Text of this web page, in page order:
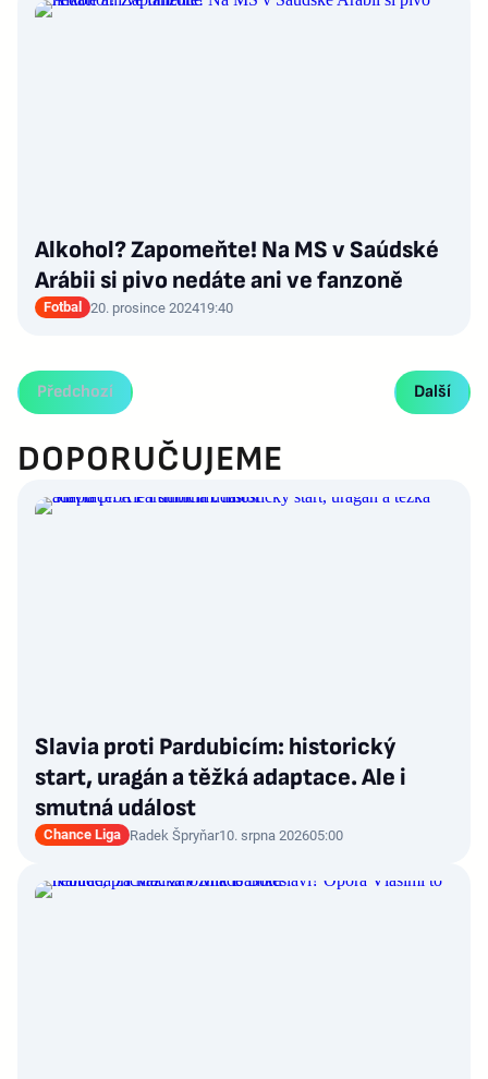
Alkohol? Zapomeňte! Na MS v Saúdské
Arábii si pivo nedáte ani ve fanzoně
Fotbal 20. prosince 202419:40
Předchozí Další
DOPORUČUJEME
Slavia proti Pardubicím: historický
start, uragán a těžká adaptace. Ale i
smutná událost
Chance Liga Radek Špryňar10. srpna 202605:00